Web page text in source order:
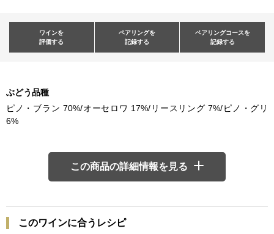
ワインを
評価する
ペアリングを
記録する
ペアリングコースを
記録する
ぶどう品種
ピノ・ブラン 70%/オーセロワ 17%/リースリング 7%/ピノ・グリ
6%
この商品の詳細情報を見る
このワインに合うレシピ